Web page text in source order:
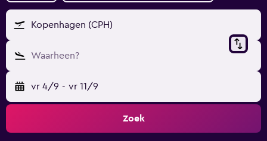
Kopenhagen (CPH)
Waarheen?
vr 4/9 - vr 11/9
Zoek